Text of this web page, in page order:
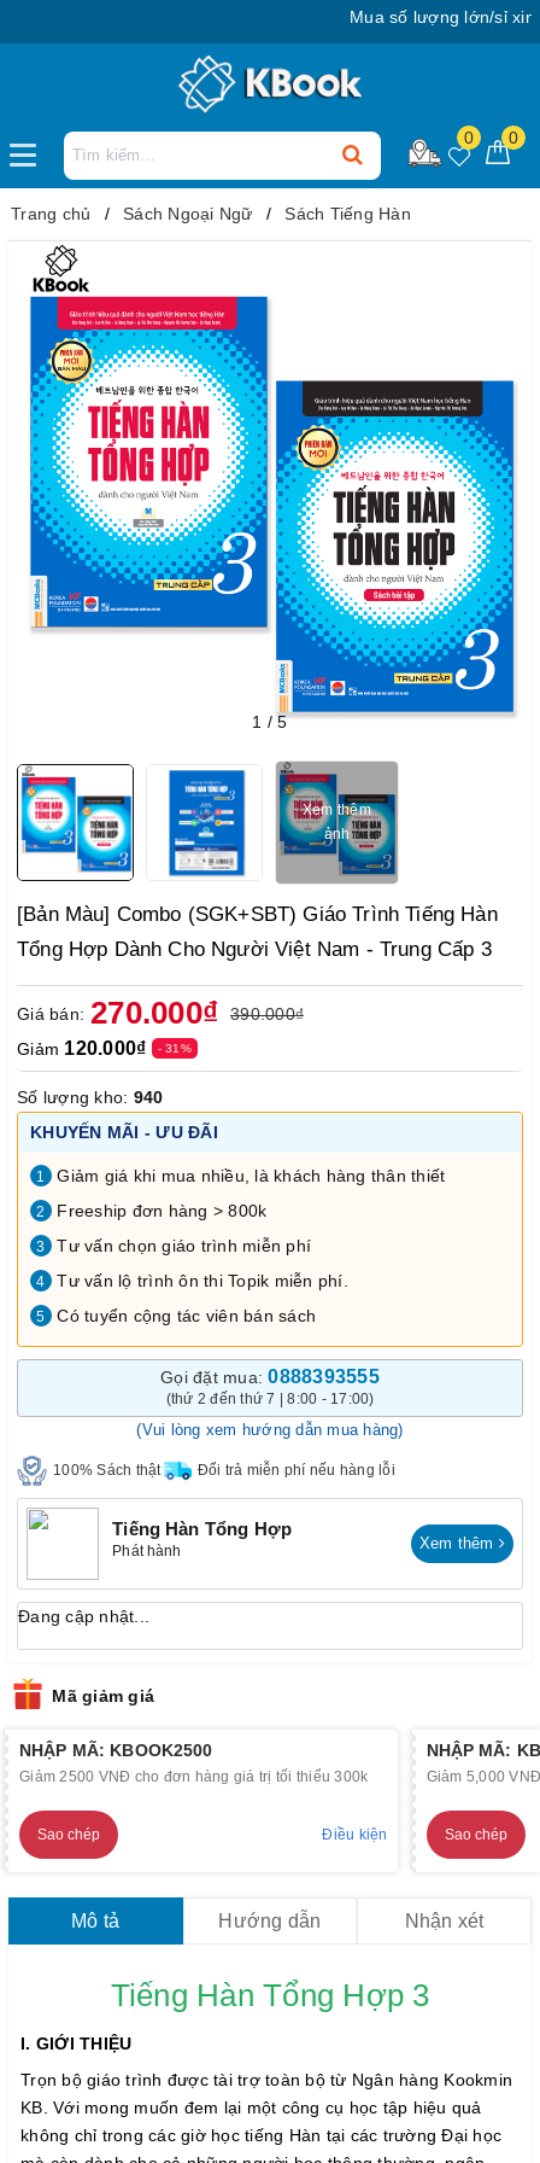
Mua số lượng lớn/sỉ xin
0 0
Trang chủ Sách Ngoại Ngữ Sách Tiếng Hàn
1 /5
Xem thêm
ảnh
[Bản Màu] Combo (SGK+SBT) Giáo Trình Tiếng Hàn
Tổng Hợp Dành Cho Người Việt Nam - Trung Cấp 3
Giá bán: 270.000₫
390.000₫
Giảm 120.000₫ - 31%
Số lượng kho: 940
KHUYẾN MÃI - ƯU ĐÃI
1 Giảm giá khi mua nhiều, là khách hàng thân thiết
2 Freeship đơn hàng > 800k
3 Tư vấn chọn giáo trình miễn phí
4 Tư vấn lộ trình ôn thi Topik miễn phí.
5 Có tuyển cộng tác viên bán sách
Gọi đặt mua:0888393555
(thứ 2 đến thứ 7 | 8:00 - 17:00)
(Vui lòng xem hướng dẫn mua hàng)
100% Sách thật Đổi trả miễn phí nếu hàng lỗi
Tiếng Hàn Tổng Hợp
Phát hành Xem thêm
Đang cập nhật...
Mã giảm giá
NHẬP MÃ: KBOOK2500
Giảm 2500 VNĐ cho đơn hàng giá trị tối thiểu 300k
Sao chép Điều kiện
NHẬP MÃ:
Giảm 5,000
Sao chép
Mô tả Hướng dẫn Nhận xét
Tiếng Hàn Tổng Hợp 3
I. GIỚI THIỆU
Trọn bộ giáo trình được tài trợ toàn bộ từ Ngân hàng Kookmin
KB. Với mong muốn đem lại một công cụ học tập hiệu quả
không chỉ trong các giờ học tiếng Hàn tại các trường Đại học